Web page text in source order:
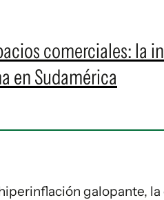
comerciales: la
en Sudamérica
galopante, la